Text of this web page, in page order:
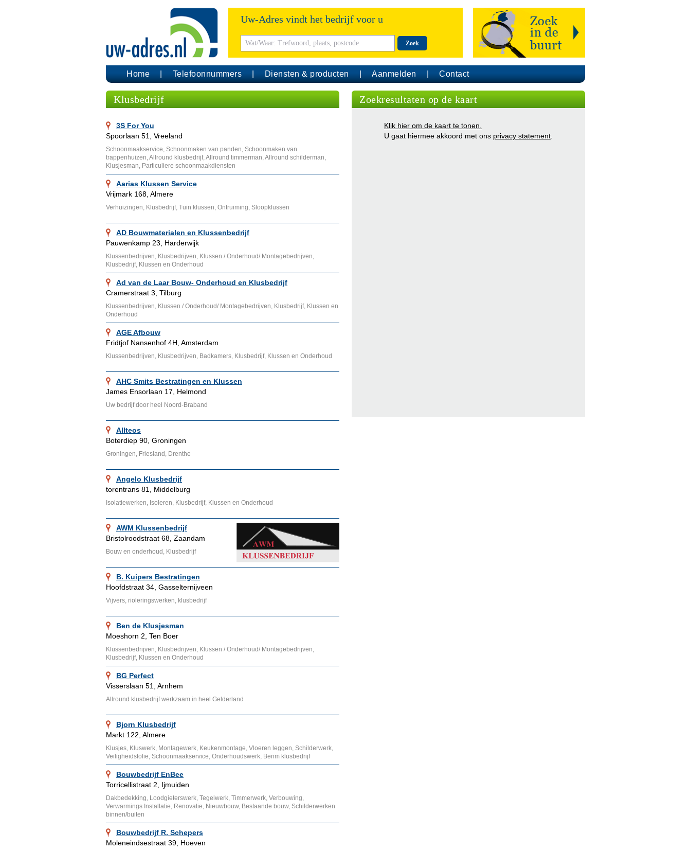
Uw-Adres vindt het bedrijf voor u
Zoek
Home Telefoonnummers Diensten & producten Aanmelden Contact
Klusbedrijf
3S For You
Spoorlaan 51, Vreeland
Schoonmaakservice, Schoonmaken van panden, Schoonmaken van
trappenhuizen, Allround klusbedrijf, Allround timmerman, Allround schilderman,
Klusjesman, Particuliere schoonmaakdiensten
Aarias Klussen Service
Vrijmark 168, Almere
Verhuizingen, Klusbedrijf, Tuin klussen, Ontruiming, Sloopklussen
AD Bouwmaterialen en Klussenbedrijf
Pauwenkamp 23, Harderwijk
Klussenbedrijven, Klusbedrijven, Klussen / Onderhoud/ Montagebedrijven,
Klusbedrijf, Klussen en Onderhoud
Ad van de Laar Bouw- Onderhoud en Klusbedrijf
Cramerstraat 3, Tilburg
Klussenbedrijven, Klussen / Onderhoud/ Montagebedrijven, Klusbedrijf, Klussen en
Onderhoud
AGE Afbouw
Fridtjof Nansenhof 4H, Amsterdam
Klussenbedrijven, Klusbedrijven, Badkamers, Klusbedrijf, Klussen en Onderhoud
AHC Smits Bestratingen en Klussen
James Ensorlaan 17, Helmond
Uw bedrijf door heel Noord-Braband
Allteos
Boterdiep 90, Groningen
Groningen, Friesland, Drenthe
Angelo Klusbedrijf
torentrans 81, Middelburg
Isolatiewerken, Isoleren, Klusbedrijf, Klussen en Onderhoud
AWM Klussenbedrijf
Bristolroodstraat 68, Zaandam
Bouw en onderhoud, Klusbedrijf
B. Kuipers Bestratingen
Hoofdstraat 34, Gasselternijveen
Vijvers, rioleringswerken, klusbedrijf
Ben de Klusjesman
Moeshorn 2, Ten Boer
Klussenbedrijven, Klusbedrijven, Klussen / Onderhoud/ Montagebedrijven,
Klusbedrijf, Klussen en Onderhoud
BG Perfect
Visserslaan 51, Arnhem
Allround klusbedrijf werkzaam in heel Gelderland
Bjorn Klusbedrijf
Markt 122, Almere
Klusjes, Kluswerk, Montagewerk, Keukenmontage, Vloeren leggen, Schilderwerk,
Veiligheidsfolie, Schoonmaakservice, Onderhoudswerk, Benm klusbedrijf
Bouwbedrijf EnBee
Torricellistraat 2, Ijmuiden
Dakbedekking, Loodgieterswerk, Tegelwerk, Timmerwerk, Verbouwing,
Verwarmings Installatie, Renovatie, Nieuwbouw, Bestaande bouw, Schilderwerken
binnen/buiten
Bouwbedrijf R. Schepers
Moleneindsestraat 39, Hoeven
Zoekresultaten op de kaart
Klik hier om de kaart te tonen.
U gaat hiermee akkoord met ons privacy statement